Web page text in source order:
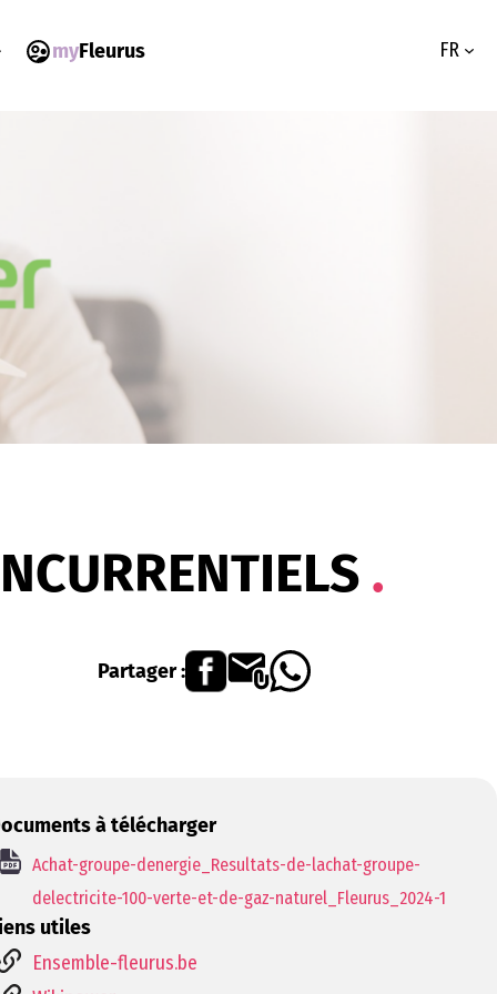
myFleurus FR
Partager :
à télécharger
Achat-groupe-denergie_Resultats-de-lachat-groupe-
delectricite-100-verte-et-de-gaz-naturel_Fleurus_2024-1
utiles
Ensemble-fleurus.be